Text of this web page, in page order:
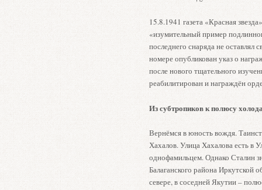
15.8.1941 газета «Красная
«изумительный пример
последнего снаряда не оставлял
номере опубликован указ о
после нового тщательного
реабилитирован и награждён
Из субтропиков к полюсу
Вернёмся в юность вождя.
Хахалов. Улица Хахалова есть в
однофамильцем. Однако Сталин
Балаганского района Иркутской
севере, в соседней Якутии –